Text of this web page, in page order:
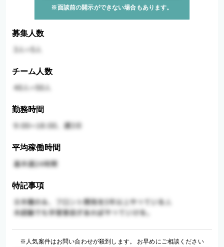
※面談前の開示ができない場合もあります。
募集人数
チーム人数
勤務時間
平均稼働時間
特記事項
※人気案件はお問い合わせが殺到します。 お早めにご相談ください